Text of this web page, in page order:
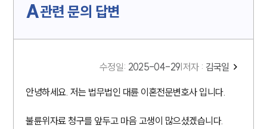
A관련 문의 답변
수정일: 2025-04-29 저자 : 김국일
안녕하세요. 저는 법무법인 대륜 이혼전문변호사 입니다.
불륜위자료 청구를 앞두고 마음 고생이 많으셨겠습니다.